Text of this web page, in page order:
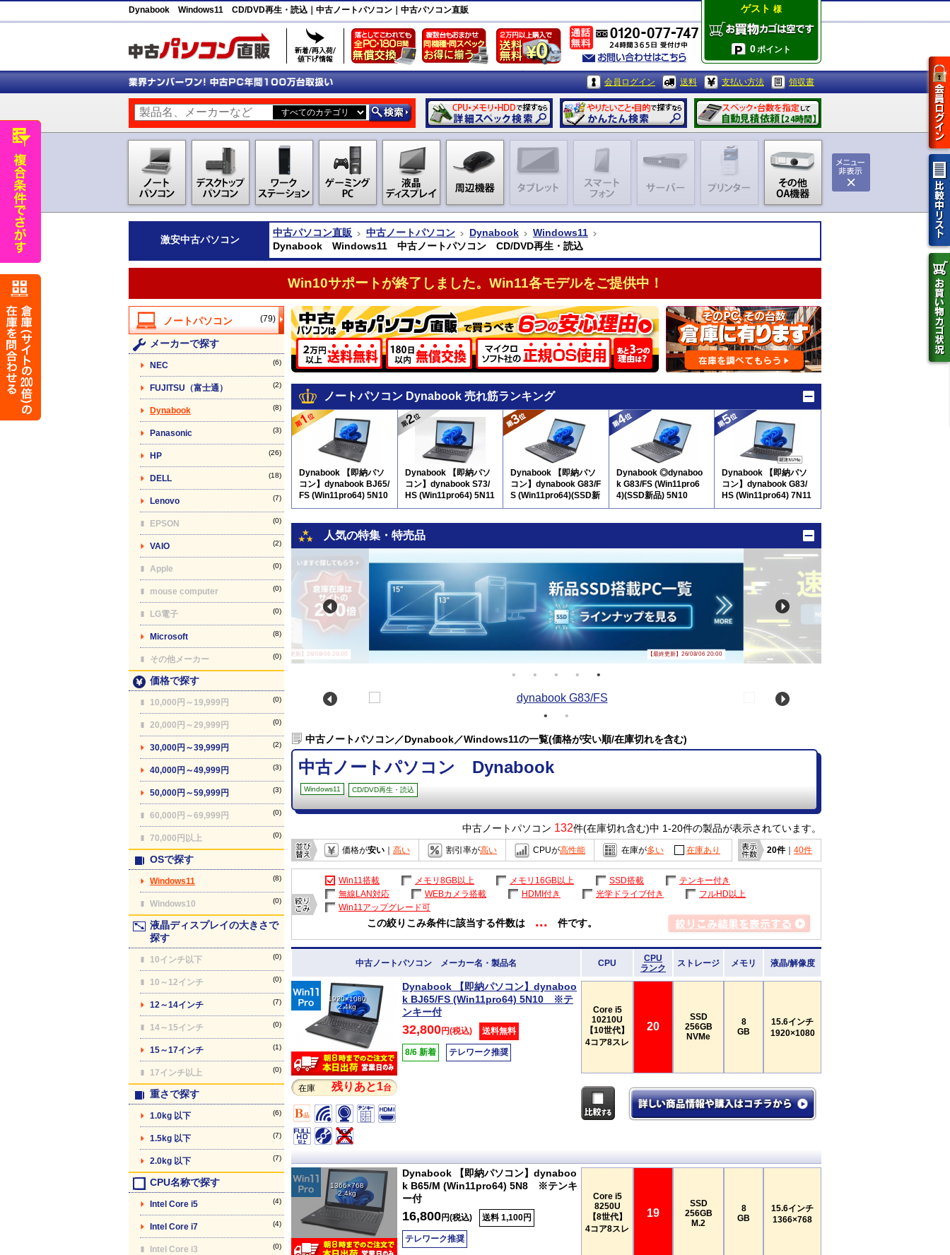
Dynabook Windows11 CD/DVD再生・読込｜中古ノートパソコン｜中古パソコン直販 ゲスト 様
0ポイント
会員ログイン 送料 支払い方法 領収書
激安中古パソコン
中古パソコン直販 中古ノートパソコン Dynabook
Windows11
Dynabook Windows11 中古ノートパソコン CD/DVD再生・読込
Win10サポートが終了しました。Win11各モデルをご提供中！
(79)
メーカーで探す
NEC (6)
FUJITSU（富士通） (2)
Dynabook (8)
Panasonic (3)
HP (26)
DELL (18)
Lenovo (7)
EPSON (0)
VAIO (2)
Apple (0)
mouse computer (0)
LG電子 (0)
Microsoft (8)
その他メーカー (0)
価格で探す
10,000円～19,999円 (0)
20,000円～29,999円 (0)
30,000円～39,999円 (2)
40,000円～49,999円 (3)
50,000円～59,999円 (3)
60,000円～69,999円 (0)
70,000円以上 (0)
OSで探す
Windows11 (8)
Windows10 (0)
液晶ディスプレイの大きさで
探す
10インチ以下 (0)
10～12インチ (0)
12～14インチ (7)
14～15インチ (0)
15～17インチ (1)
17インチ以上 (0)
重さで探す
1.0kg 以下 (6)
1.5kg 以下 (7)
2.0kg 以下 (7)
CPU名称で探す
Intel Core i5 (4)
Intel Core i7 (4)
Intel Core i3 (0)
ノートパソコン Dynabook 売れ筋ランキング
Dynabook 【即納パソ
コン】dynabook BJ65/
FS (Win11pro64) 5N10
※テンキー付
Dynabook 【即納パソ
コン】dynabook S73/
HS (Win11pro64) 5N11
Dynabook 【即納パソ
コン】dynabook G83/F
S (Win11pro64)(SSD新
品) 5N10
Dynabook ◎dynaboo
k G83/FS (Win11pro6
4)(SSD新品) 5N10
Dynabook 【即納パソ
コン】dynabook G83/
HS (Win11pro64) 7N11
人気の特集・特売品
【最終更新】26/08/06 20:00 【最終更新】26/08/06 20:00
中古ノートパソコン／Dynabook／Windows11の一覧(価格が安い順/在庫切れを含む)
中古ノートパソコン Dynabook
Windows11 CD/DVD再生・読込
中古ノートパソコン 132件(在庫切れ含む)中 1-20件の製品が表示されています。
価格が安い 高い 割引率が高い CPUが高性能 在庫が多い 在庫あり 20件｜ 40件
Win11搭載 メモリ8GB以上 メモリ16GB以上 SSD搭載
テンキー付き
無線LAN対応
WEBカメラ搭載 HDMI付き 光学ドライブ付き
フルHD以上
Win11アップグレード可
この絞りこみ条件に該当する件数は ... 件です。
中古ノートパソコン メーカー名・製品名 CPU
CPU
ランク
ストレージ メモリ 液晶/解像度
1920×1080
2.4kg
在庫 残りあと1台
Dynabook 【即納パソコン】dynaboo
k BJ65/FS (Win11pro64) 5N10 ※テ
ンキー付
32,800円(税込) 送料無料
8/6 新着 テレワーク推奨
Core i5
10210U
【10世代】
4コア8スレ
20
SSD
256GB
NVMe
8
GB
15.6インチ
1920×1080
1366×768
2.4kg
Dynabook 【即納パソコン】dynaboo
k B65/M (Win11pro64) 5N8 ※テンキ
ー付
16,800円(税込) 送料 1,100円
テレワーク推奨
Core i5
8250U
【8世代】
4コア8スレ
19
SSD
256GB
M.2
8
GB
15.6インチ
1366×768